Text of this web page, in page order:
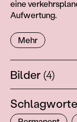
eine
Aufwertung.
Mehr
Bilder (4)
Schlagworte